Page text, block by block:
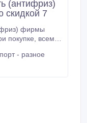
(антифриз)
скидкой 7
фирмы
- разное